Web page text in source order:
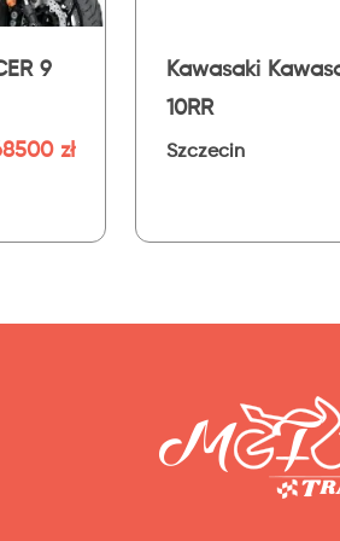
Yamaha Yamaha TRACER 9
GT+ 2025
Szczecin